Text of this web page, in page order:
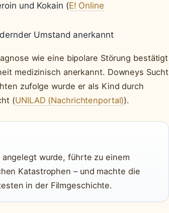
und Kokain (E! Online
Umstand anerkannt
wie eine bipolare Störung bestätigt
medizinisch anerkannt. Downeys Sucht
zufolge wurde er als Kind durch
(UNILAD (Nachrichtenportal)).
wurde, führte zu einem
Katastrophen – und machte die
in der Filmgeschichte.